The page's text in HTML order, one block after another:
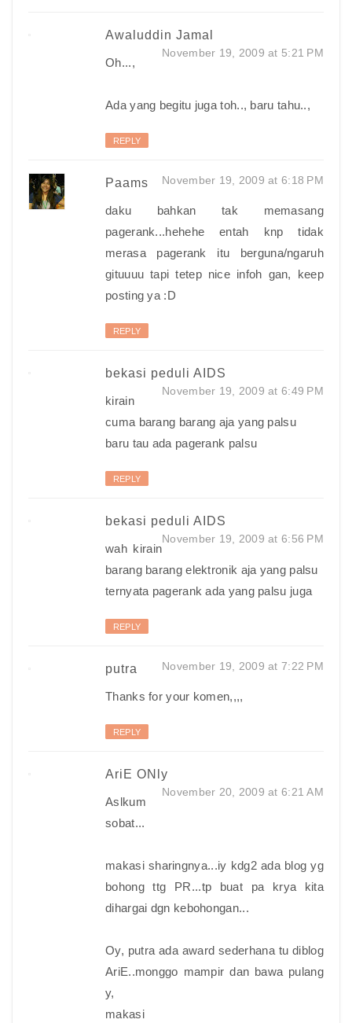
Awaluddin Jamal
November 19, 2009 at 5:21 PM
Oh...,
Ada yang begitu juga toh.., baru tahu..,
REPLY
Paams November 19, 2009 at 6:18 PM
daku bahkan tak memasang
pagerank...hehehe entah knp tidak
merasa pagerank itu berguna/ngaruh
gituuuu tapi tetep nice infoh gan, keep
posting ya :D
REPLY
bekasi peduli AIDS
November 19, 2009 at 6:49 PM
kirain
cuma barang barang aja yang palsu
baru tau ada pagerank palsu
REPLY
bekasi peduli AIDS
November 19, 2009 at 6:56 PM
wah kirain
barang barang elektronik aja yang palsu
ternyata pagerank ada yang palsu juga
REPLY
putra November 19, 2009 at 7:22 PM
Thanks for your komen,,,,
REPLY
AriE ONly
November 20, 2009 at 6:21 AM
Aslkum
sobat...
makasi sharingnya...iy kdg2 ada blog yg
bohong ttg PR...tp buat pa krya kita
dihargai dgn kebohongan...
Oy, putra ada award sederhana tu diblog
AriE..monggo mampir dan bawa pulang
y,
makasi